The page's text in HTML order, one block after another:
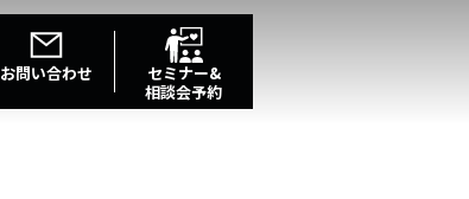
お問い合わせ
セミナー&
相談会予約